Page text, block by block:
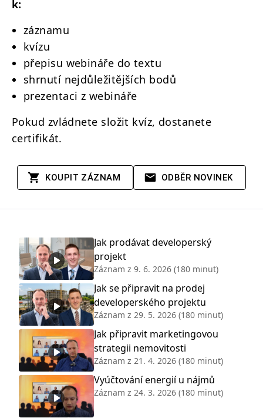
k:
záznamu
kvízu
přepisu webináře do textu
shrnutí nejdůležitějších bodů
prezentaci z webináře
Pokud zvládnete složit kvíz, dostanete
certifikát.
KOUPIT ZÁZNAM ODBĚR NOVINEK
Jak prodávat developerský
projekt
Záznam z 9. 6. 2026 (180 minut)
Jak se připravit na prodej
developerského projektu
Záznam z 29. 5. 2026 (180 minut)
Jak připravit marketingovou
strategii nemovitosti
Záznam z 21. 4. 2026 (180 minut)
Vyúčtování energií u nájmů
Záznam z 24. 3. 2026 (180 minut)